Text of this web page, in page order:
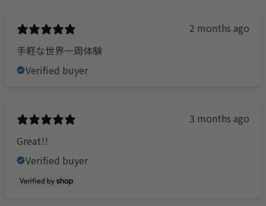
2 months ago
手軽な世界一周体験
Verified buyer
3 months ago
Great!!
Verified buyer